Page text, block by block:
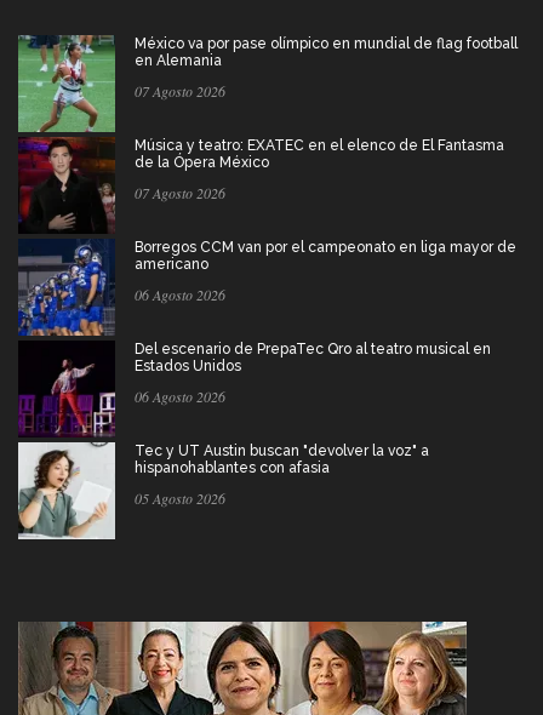
México va por pase olímpico en mundial de flag football
en Alemania
07 Agosto 2026
Música y teatro: EXATEC en el elenco de El Fantasma
de la Ópera México
07 Agosto 2026
Borregos CCM van por el campeonato en liga mayor de
americano
06 Agosto 2026
Del escenario de PrepaTec Qro al teatro musical en
Estados Unidos
06 Agosto 2026
Tec y UT Austin buscan "devolver la voz" a
hispanohablantes con afasia
05 Agosto 2026